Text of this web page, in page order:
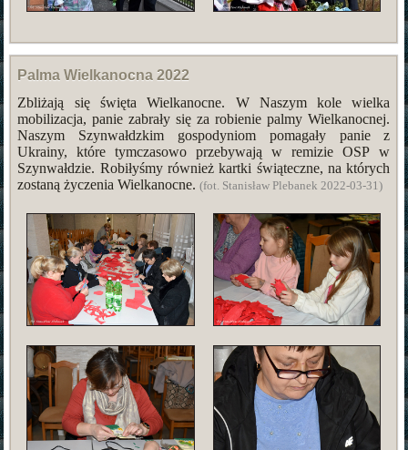
Palma Wielkanocna 2022
Zbliżają się święta Wielkanocne. W Naszym kole wielka
mobilizacja, panie zabrały się za robienie palmy Wielkanocnej.
Naszym Szynwałdzkim gospodyniom pomagały panie z
Ukrainy, które tymczasowo przebywają w remizie OSP w
Szynwałdzie. Robiłyśmy również kartki świąteczne, na których
zostaną życzenia Wielkanocne.(fot. Stanisław Plebanek 2022-03-31)